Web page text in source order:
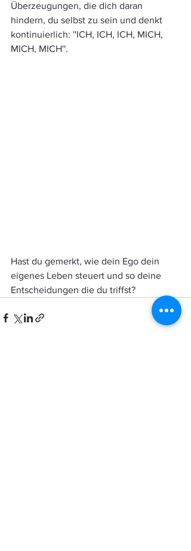
Überzeugungen, die dich daran
hindern, du selbst zu sein und denkt
kontinuierlich: ''ICH, ICH, ICH, MICH,
MICH, MICH''.
Hast du gemerkt, wie dein Ego dein
eigenes Leben steuert und so deine
Entscheidungen die du triffst?